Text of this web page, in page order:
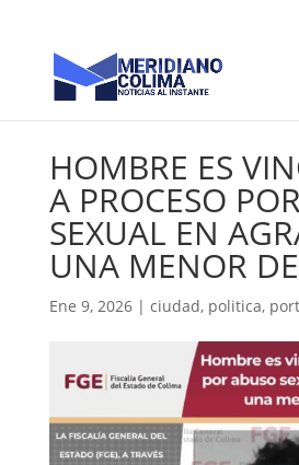
HOMBRE ES
A PROCESO
SEXUAL EN
UNA MENOR
Ene 9, 2026| ciudad, politica,